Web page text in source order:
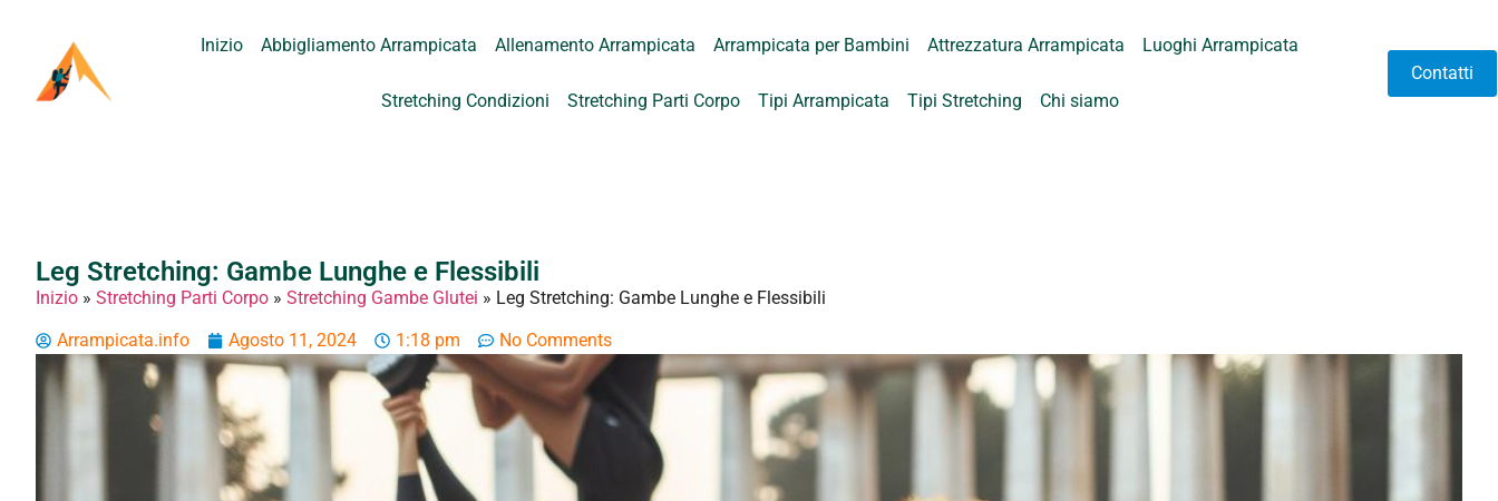
Inizio Abbigliamento Arrampicata Allenamento Arrampicata Arrampicata per Bambini Attrezzatura Arrampicata Luoghi Arrampicata
Stretching Condizioni Stretching Parti Corpo Tipi Arrampicata Tipi Stretching Chi siamo
Contatti
Leg Stretching: Gambe Lunghe e Flessibili
Inizio » Stretching Parti Corpo » Stretching Gambe Glutei » Leg Stretching: Gambe Lunghe e Flessibili
Arrampicata.info Agosto 11, 2024 1:18 pm No Comments